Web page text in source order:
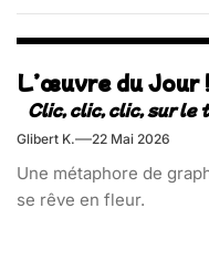
L’œuvre du Jour !
Glibert K. 22 Mai 2026
Une métaphore de
se rêve en fleur.